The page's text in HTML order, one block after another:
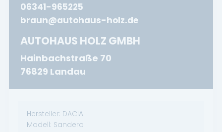
06341-965225
braun@autohaus-holz.de
AUTOHAUS HOLZ GMBH
Hainbachstraße 70
76829 Landau
Hersteller: DACIA
Modell: Sandero